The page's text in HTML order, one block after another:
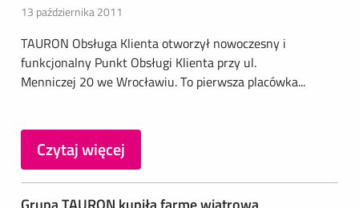
13 października 2011
TAURON Obsługa Klienta otworzył nowoczesny i
funkcjonalny Punkt Obsługi Klienta przy ul.
Menniczej 20 we Wrocławiu. To pierwsza placówka...
Czytaj więcej